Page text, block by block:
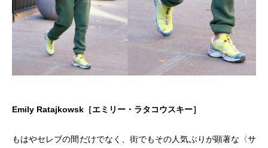
Emily Ratajkowsk［エミリー・ラタコウスキー］
もはやセレブの間だけでなく、街でもその人気ぶりが顕著な〈サ